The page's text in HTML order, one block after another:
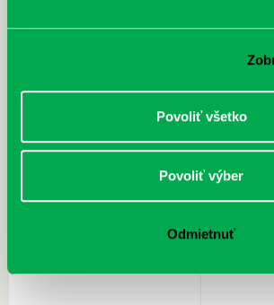
Povoliť všetko
Povoliť výber
Odmietnuť
Sprievodca po hviezdnej oblohe
kompletný